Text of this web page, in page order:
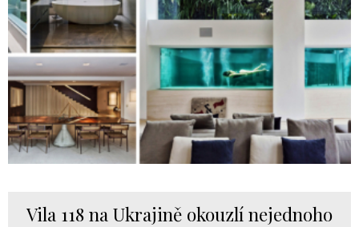
Vila 118 na Ukrajině okouzlí nejednoho